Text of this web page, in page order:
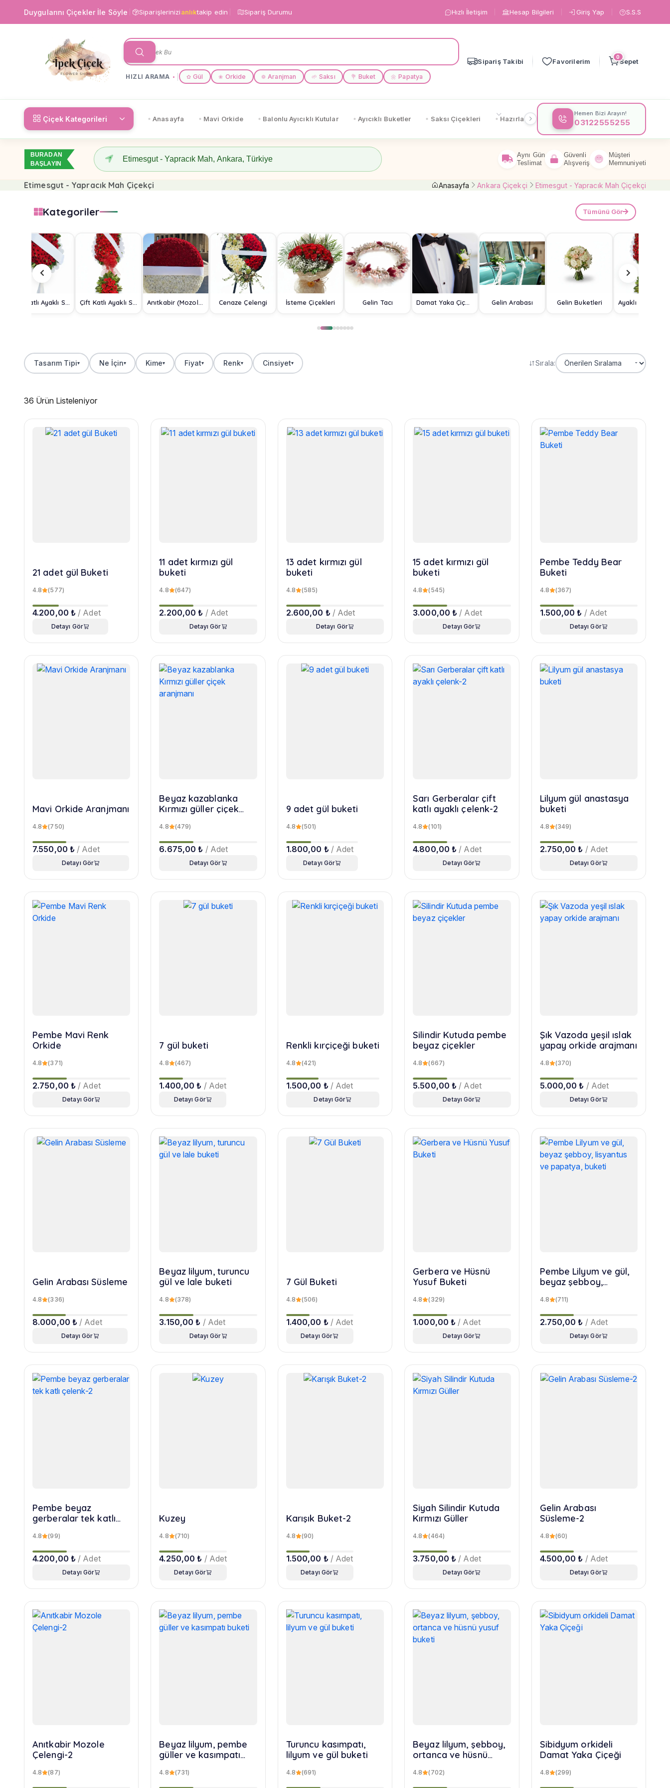
Duygularını Çiçekler İle Söyle Siparişlerinizianlıktakip edin Sipariş Durumu Hızlı İletişim Hesap Bilgileri Giriş Yap S.S.S
HIZLI ARAMA ✿ Gül ❀ Orkide ❁ Aranjman 🌱 Saksı 💐 Buket 🌼 Papatya
Sipariş Takibi Favorilerim
0
Sepet
Çiçek Kategorileri Anasayfa Mavi Orkide Balonlu Ayıcıklı Kutular Ayıcıklı Buketler Saksı Çiçekleri Hazırlanışa Göre Çiçeklere Göre
Hemen Bizi Arayın!
03122555255
BURADAN
BAŞLAYIN
Aynı Gün
Teslimat
Güvenli
Alışveriş
Müşteri
Memnuniyeti
Etimesgut - Yapracık Mah Çiçekçi Anasayfa Ankara Çiçekçi Etimesgut - Yapracık Mah Çiçekçi
Kategoriler Tümünü Gör
Tek Katlı Ayaklı Sepet Çift Katlı Ayaklı Sepet Anıtkabir (Mozole) Çelengi Cenaze Çelengi İsteme Çiçekleri Gelin Tacı Damat Yaka Çiçeği Gelin Arabası Gelin Buketleri
Tasarım Tipi▾ Ne İçin▾ Kime▾ Fiyat▾ Renk▾ Cinsiyet▾ Sırala:
36 Ürün Listeleniyor
21 adet gül Buketi
4.8 (577)
4.200,00 ₺ / Adet
Detayı Gör
11 adet kırmızı gül
buketi
4.8 (647)
2.200,00 ₺ / Adet
Detayı Gör
13 adet kırmızı gül
buketi
4.8 (585)
2.600,00 ₺ / Adet
Detayı Gör
15 adet kırmızı gül
buketi
4.8 (545)
3.000,00 ₺ / Adet
Detayı Gör
Pembe Teddy Bear
Buketi
4.8 (367)
1.500,00 ₺ / Adet
Detayı Gör
Mavi Orkide Aranjmanı
4.8 (750)
7.550,00 ₺ / Adet
Detayı Gör
Beyaz kazablanka
Kırmızı güller çiçek
4.8 (479)
6.675,00 ₺ / Adet
Detayı Gör
9 adet gül buketi
4.8 (501)
1.800,00 ₺ / Adet
Detayı Gör
Sarı Gerberalar çift
katlı ayaklı çelenk-2
4.8 (101)
4.800,00 ₺ / Adet
Detayı Gör
Lilyum gül anastasya
buketi
4.8 (349)
2.750,00 ₺ / Adet
Detayı Gör
Pembe Mavi Renk
Orkide
4.8 (371)
2.750,00 ₺ / Adet
Detayı Gör
7 gül buketi
4.8 (467)
1.400,00 ₺ / Adet
Detayı Gör
Renkli kırçiçeği buketi
4.8 (421)
1.500,00 ₺ / Adet
Detayı Gör
Silindir Kutuda pembe
beyaz çiçekler
4.8 (667)
5.500,00 ₺ / Adet
Detayı Gör
Şık Vazoda yeşil ıslak
yapay orkide arajmanı
4.8 (370)
5.000,00 ₺ / Adet
Detayı Gör
Gelin Arabası Süsleme
4.8 (336)
8.000,00 ₺ / Adet
Detayı Gör
Beyaz lilyum, turuncu
gül ve lale buketi
4.8 (378)
3.150,00 ₺ / Adet
Detayı Gör
7 Gül Buketi
4.8 (506)
1.400,00 ₺ / Adet
Detayı Gör
Gerbera ve Hüsnü
Yusuf Buketi
4.8 (329)
1.000,00 ₺ / Adet
Detayı Gör
Pembe Lilyum ve gül,
beyaz şebboy,
buketi
4.8 (711)
2.750,00 ₺ / Adet
Detayı Gör
Pembe beyaz
gerberalar tek katlı
4.8 (99)
4.200,00 ₺ / Adet
Detayı Gör
Kuzey
4.8 (710)
4.250,00 ₺ / Adet
Detayı Gör
Karışık Buket-2
4.8 (90)
1.500,00 ₺ / Adet
Detayı Gör
Siyah Silindir Kutuda
Kırmızı Güller
4.8 (464)
3.750,00 ₺ / Adet
Detayı Gör
Gelin Arabası
Süsleme-2
4.8 (60)
4.500,00 ₺ / Adet
Detayı Gör
Anıtkabir Mozole
Çelengi-2
4.8 (87)
Beyaz lilyum, pembe
güller ve kasımpatı
4.8 (731)
Turuncu kasımpatı,
lilyum ve gül buketi
4.8 (691)
Beyaz lilyum, şebboy,
ortanca ve hüsnü
4.8 (702)
Sibidyum orkideli
Damat Yaka Çiçeği
4.8 (299)